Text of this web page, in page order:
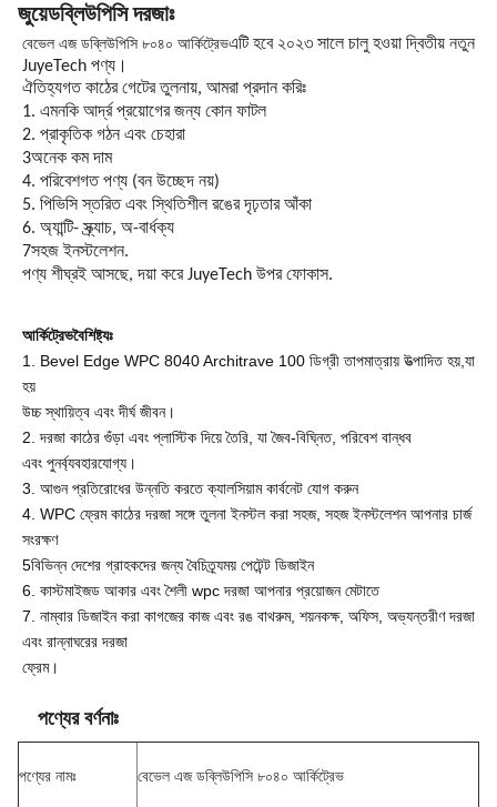
জুয়েডব্লিউপিসি দরজাঃ
বেভেল এজ ডব্লিউপিসি ৮০৪০ আর্কিট্রেভএটি হবে ২০২৩ সালে চালু হওয়া দ্বিতীয় নতুন
JuyeTech পণ্য।
ঐতিহ্যগত কাঠের গেটের তুলনায়, আমরা প্রদান করিঃ
1. এমনকি আর্দ্র প্রয়োগের জন্য কোন ফাটল
2. প্রাকৃতিক গঠন এবং চেহারা
3অনেক কম দাম
4. পরিবেশগত পণ্য (বন উচ্ছেদ নয়)
5. পিভিসি স্তরিত এবং স্থিতিশীল রঙের দৃঢ়তার আঁকা
6. অ্যান্টি- স্ক্র্যাচ, অ-বার্ধক্য
7সহজ ইনস্টলেশন.
পণ্য শীঘ্রই আসছে, দয়া করে JuyeTech উপর ফোকাস.
আর্কিট্রেভবৈশিষ্ট্যঃ
1. Bevel Edge WPC 8040 Architrave 100 ডিগ্রী তাপমাত্রায় উত্পাদিত হয়,যা
হয়
উচ্চ স্থায়িত্ব এবং দীর্ঘ জীবন।
2. দরজা কাঠের গুঁড়া এবং প্লাস্টিক দিয়ে তৈরি, যা জৈব-বিঘ্নিত, পরিবেশ বান্ধব
এবং পুনর্ব্যবহারযোগ্য।
3. আগুন প্রতিরোধের উন্নতি করতে ক্যালসিয়াম কার্বনেট যোগ করুন
4. WPC ফ্রেম কাঠের দরজা সঙ্গে তুলনা ইনস্টল করা সহজ, সহজ ইনস্টলেশন আপনার চার্জ
সংরক্ষণ
5বিভিন্ন দেশের গ্রাহকদের জন্য বৈচিত্র্যময় পেটেন্ট ডিজাইন
6. কাস্টমাইজড আকার এবং শৈলী wpc দরজা আপনার প্রয়োজন মেটাতে
7. নাম্বার ডিজাইন করা কাগজের কাজ এবং রঙ বাথরুম, শয়নকক্ষ, অফিস, অভ্যন্তরীণ দরজা
এবং রান্নাঘরের দরজা
ফ্রেম।
পণ্যের বর্ণনাঃ
পণ্যের নামঃ বেভেল এজ ডব্লিউপিসি ৮০৪০ আর্কিট্রেভ